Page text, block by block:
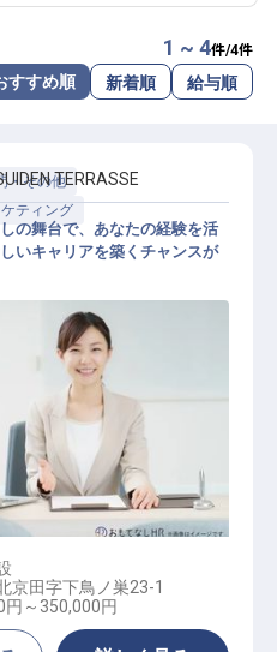
サポートに申し込む
1 ~ 4件/4件
すすめ順 新着順 給与順
・その他
ティング
グコミュニケーション
TERRASSE
の舞台で、あなたの経験を活
いキャリアを築くチャンスが
京田字下鳥ノ巣23-1
円～ 350,000円